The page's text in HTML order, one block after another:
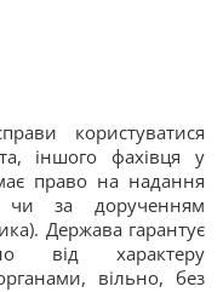
користуватися
іншого фахівця у
право на надання
чи за дорученням
Держава гарантує
від характеру
вільно, без